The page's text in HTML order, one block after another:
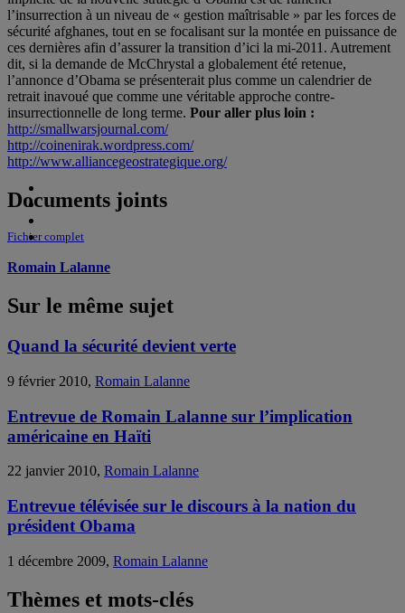
l’insurrection à un niveau de « gestion maîtrisable » par les forces de
sécurité afghanes, tout en se focalisant sur la montée en puissance de
ces dernières afin d’assurer la transition d’ici la mi-2011. Autrement
dit, si la demande de McChrystal a globalement été retenue,
l’annonce d’Obama se présenterait plus comme un calendrier de
retrait inavoué que comme une véritable approche contre-
insurrectionnelle de long terme. Pour aller plus loin :
http://smallwarsjournal.com/
http://coinenirak.wordpress.com/
http://www.alliancegeostrategique.org/
Documents joints
Fichier complet
Romain Lalanne
Sur le même sujet
Quand la sécurité devient verte
9 février 2010, Romain Lalanne
Entrevue de Romain Lalanne sur l’implication
américaine en Haïti
22 janvier 2010, Romain Lalanne
Entrevue télévisée sur le discours à la nation du
président Obama
1 décembre 2009, Romain Lalanne
Thèmes et mots-clés